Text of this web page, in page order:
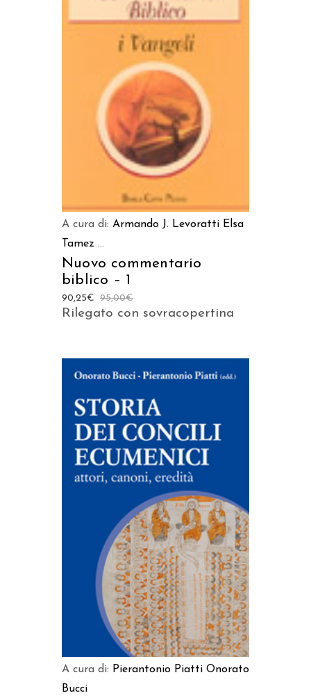
LEGGI TUTTO
A cura di: Armando J. Levoratti Elsa
Tamez ...
Nuovo commentario
biblico – 1
95,00€
90,25€
Rilegato con sovracopertina
AGGIUNGI AL CARRELLO
A cura di: Pierantonio Piatti Onorato
Bucci